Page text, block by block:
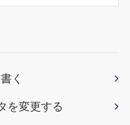
く
を変更する